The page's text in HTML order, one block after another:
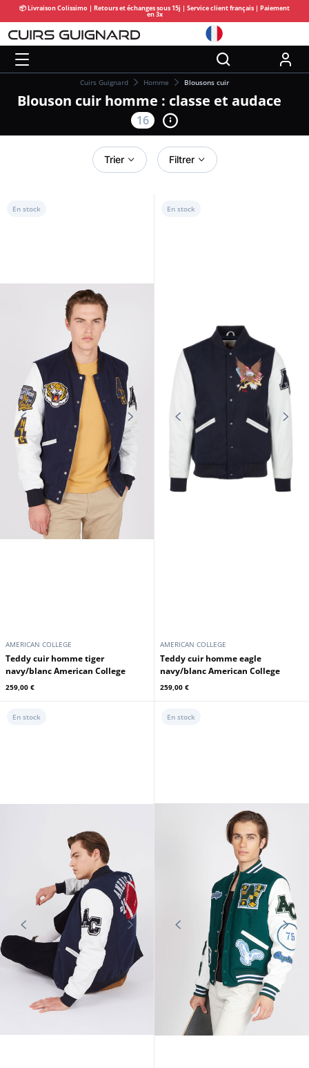
📦 Livraison Colissimo | Retours et échanges sous 15j | Service client français | Paiement
en 3x
Cuirs Guignard Homme Blousons cuir
Blouson cuir homme : classe et audace
16
Trier Filtrer
AMERICAN COLLEGE
Teddy cuir homme tiger
navy/blanc American College
259,00 €
En stock
AMERICAN COLLEGE
Teddy cuir homme eagle
navy/blanc American College
259,00 €
En stock
En stock En stock